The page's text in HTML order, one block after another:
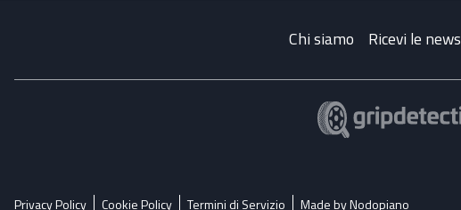
Chi siamo Ricevi le news
Privacy Policy Cookie Policy Termini di Servizio Made by Nodopiano